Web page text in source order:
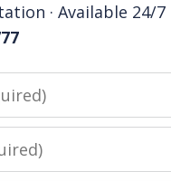
· Available 24/7